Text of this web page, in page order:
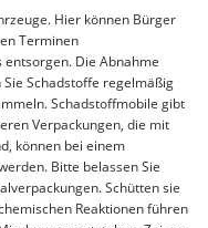
Hier können Bürger
Terminen
Die Abnahme
Schadstoffe regelmäßig
Schadstoffmobile gibt
Verpackungen, die mit
können bei einem
Bitte belassen Sie
Schütten sie
Reaktionen führen